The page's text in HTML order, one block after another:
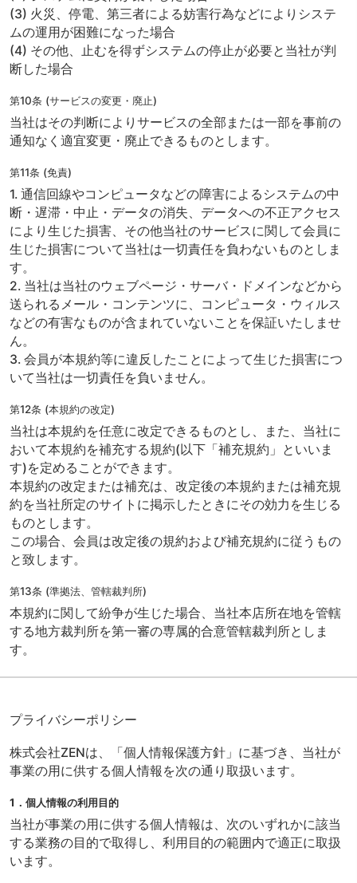
(3) 火災、停電、第三者による妨害行為などによりシステ
ムの運用が困難になった場合
(4) その他、止むを得ずシステムの停止が必要と当社が判
断した場合
第10条 (サービスの変更・廃止)
当社はその判断によりサービスの全部または一部を事前の
通知なく適宜変更・廃止できるものとします。
第11条 (免責)
1. 通信回線やコンピュータなどの障害によるシステムの中
断・遅滞・中止・データの消失、データへの不正アクセス
により生じた損害、その他当社のサービスに関して会員に
生じた損害について当社は一切責任を負わないものとしま
す。
2. 当社は当社のウェブページ・サーバ・ドメインなどから
送られるメール・コンテンツに、コンピュータ・ウィルス
などの有害なものが含まれていないことを保証いたしませ
ん。
3. 会員が本規約等に違反したことによって生じた損害につ
いて当社は一切責任を負いません。
第12条 (本規約の改定)
当社は本規約を任意に改定できるものとし、また、当社に
おいて本規約を補充する規約(以下「補充規約」といいま
す)を定めることができます。
本規約の改定または補充は、改定後の本規約または補充規
約を当社所定のサイトに掲示したときにその効力を生じる
ものとします。
この場合、会員は改定後の規約および補充規約に従うもの
と致します。
第13条 (準拠法、管轄裁判所)
本規約に関して紛争が生じた場合、当社本店所在地を管轄
する地方裁判所を第一審の専属的合意管轄裁判所としま
す。
プライバシーポリシー
株式会社ZENは、「個人情報保護方針」に基づき、当社が
事業の用に供する個人情報を次の通り取扱います。
1．個人情報の利用目的
当社が事業の用に供する個人情報は、次のいずれかに該当
する業務の目的で取得し、利用目的の範囲内で適正に取扱
います。